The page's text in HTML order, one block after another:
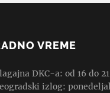
VREME
DKC-a: od 16 do
izlog: